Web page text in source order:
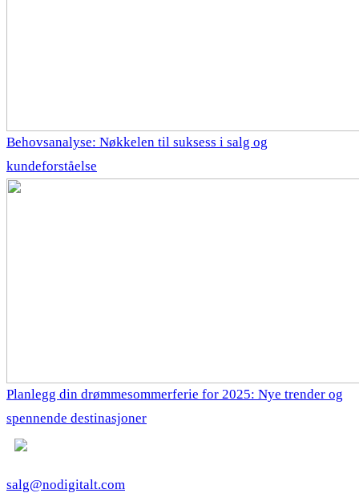
Behovsanalyse: Nøkkelen til suksess i salg og
kundeforståelse
Planlegg din drømmesommerferie for 2025: Nye trender og
spennende destinasjoner
salg@nodigitalt.com